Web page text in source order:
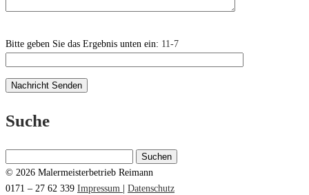
Bitte geben Sie das Ergebnis unten ein: 11-7
Suche
nach:
© 2026 Malermeisterbetrieb Reimann
0171 – 27 62 339 Impressum
Datenschutz